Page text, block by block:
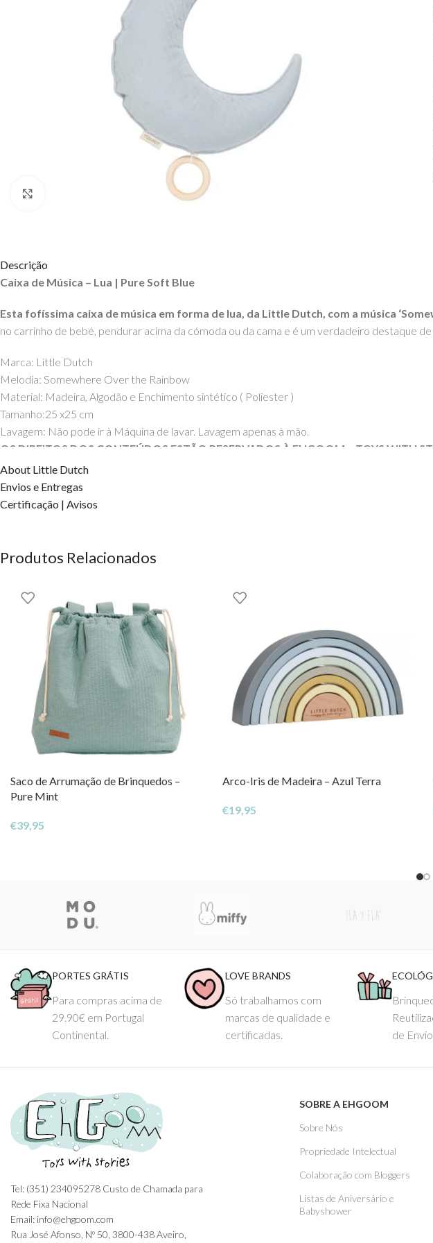
Descrição
Caixa de Música – Lua | Pure Soft Blue
Esta fofíssima caixa de música em forma de lua, da Little Dutch, com a música
no carrinho de bebé, pendurar acima da cómoda ou da cama e é um verdadeiro destaque
Marca: Little Dutch
Melodia: Somewhere Over the Rainbow
Material: Madeira, Algodão e Enchimento sintético ( Poliester )
Tamanho:25 x25 cm
Lavagem: Não pode ir à Máquina de lavar. Lavagem apenas à mão.
OS DIREITOS DOS CONTEÚDOS ESTÃO RESERVADOS À EHGOOM – TOYS WITH
About Little Dutch
Envios e Entregas
Certificação | Avisos
Produtos Relacionados
Saco de Arrumação de Brinquedos –
Pure Mint
€39,95
Arco-Iris de Madeira – Azul Terra
€19,95
PORTES GRÁTIS
Para compras acima de
29.90€ em Portugal
Continental.
LOVE BRANDS
Só trabalhamos com
marcas de qualidade e
certificadas.
de
Tel: (351) 234095278 Custo de Chamada para
Rede Fixa Nacional
Email: info@ehgoom.com
Rua José Afonso, Nº 50, 3800-438 Aveiro,
SOBRE A EHGOOM
Sobre Nós
Propriedade Intelectual
Colaboração com Bloggers
Listas de Aniversário e
Babyshower